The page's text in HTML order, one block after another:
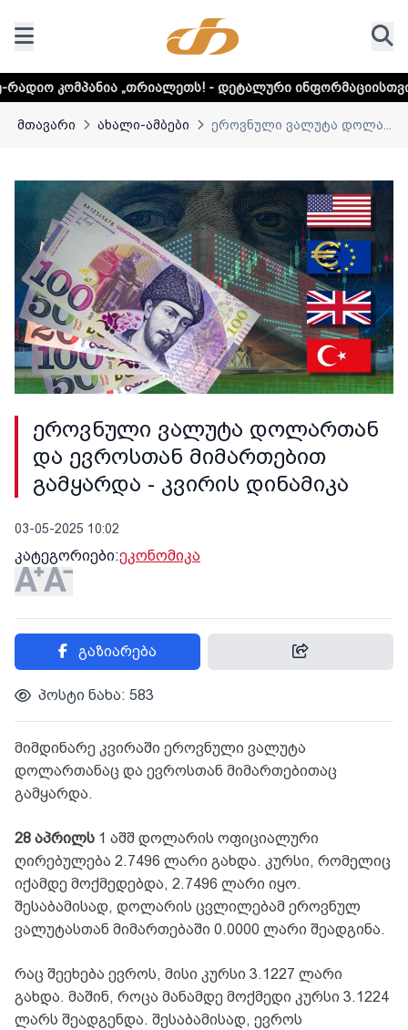
„თრიალეთს! - დეტალური ინფორმაციისთვის დააკლიკეთ
მთავარი ახალი-ამბები ეროვნული ვალუტა დოლა...
ეროვნული ვალუტა დოლართან
და ევროსთან მიმართებით
გამყარდა - კვირის დინამიკა
03-05-2025 10:02
კატეგორიები:ეკონომიკა
გაზიარება
პოსტი ნახა: 583
მიმდინარე კვირაში ეროვნული ვალუტა
დოლართანაც და ევროსთან მიმართებითაც
გამყარდა.
28 აპრილს 1 აშშ დოლარის ოფიციალური
ღირებულება 2.7496 ლარი გახდა. კურსი, რომელიც
იქამდე მოქმედებდა, 2.7496 ლარი იყო.
შესაბამისად, დოლარის ცვლილებამ ეროვნულ
ვალუტასთან მიმართებაში 0.0000 ლარი შეადგინა.
რაც შეეხება ევროს, მისი კურსი 3.1227 ლარი
გახდა. მაშინ, როცა მანამდე მოქმედი კურსი 3.1224
ლარს შეადგენდა. შესაბამისად, ევროს